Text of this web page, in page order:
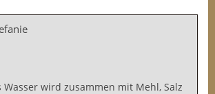
Wasser wird zusammen mit Mehl, Salz